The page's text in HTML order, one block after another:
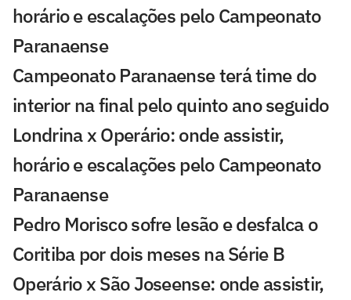
horário e escalações pelo Campeonato
Paranaense
Campeonato Paranaense terá time do
interior na final pelo quinto ano seguido
Londrina x Operário: onde assistir,
horário e escalações pelo Campeonato
Paranaense
Pedro Morisco sofre lesão e desfalca o
Coritiba por dois meses na Série B
Operário x São Joseense: onde assistir,